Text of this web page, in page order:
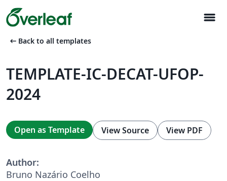
menu
arrow_left_alt Back to all templates
TEMPLATE-IC-DECAT-UFOP-
2024
Open as Template View Source View PDF
Author:
Bruno Nazário Coelho